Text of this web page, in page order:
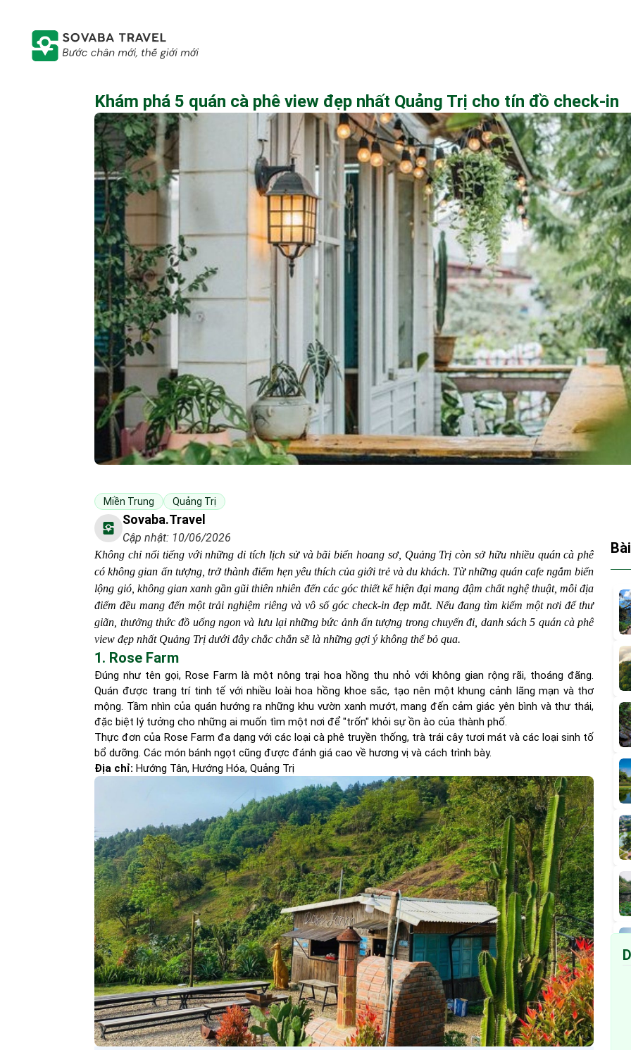
Khám phá 5 quán cà phê view đẹp nhất Quảng Trị cho tín đồ check-in
Miền Trung Quảng Trị
Sovaba.travel
Cập nhật: 10/06/2026
Không chỉ nổi tiếng với những di tích lịch sử và bãi biển hoang sơ, Quảng Trị còn sở hữu nhiều quán cà phê
có không gian ấn tượng, trở thành điểm hẹn yêu thích của giới trẻ và du khách. Từ những quán cafe ngắm biển
lộng gió, không gian xanh gần gũi thiên nhiên đến các góc thiết kế hiện đại mang đậm chất nghệ thuật, mỗi địa
điểm đều mang đến một trải nghiệm riêng và vô số góc check-in đẹp mắt. Nếu đang tìm kiếm một nơi để thư
giãn, thưởng thức đồ uống ngon và lưu lại những bức ảnh ấn tượng trong chuyến đi, danh sách 5 quán cà phê
view đẹp nhất Quảng Trị dưới đây chắc chắn sẽ là những gợi ý không thể bỏ qua.
1. Rose Farm
Đúng như tên gọi, Rose Farm là một nông trại hoa hồng thu nhỏ với không gian rộng rãi, thoáng đãng.
Quán được trang trí tinh tế với nhiều loài hoa hồng khoe sắc, tạo nên một khung cảnh lãng mạn và thơ
mộng. Tầm nhìn của quán hướng ra những khu vườn xanh mướt, mang đến cảm giác yên bình và thư thái,
đặc biệt lý tưởng cho những ai muốn tìm một nơi để "trốn" khỏi sự ồn ào của thành phố.
Thực đơn của Rose Farm đa dạng với các loại cà phê truyền thống, trà trái cây tươi mát và các loại sinh tố
bổ dưỡng. Các món bánh ngọt cũng được đánh giá cao về hương vị và cách trình bày.
Địa chỉ: Hướng Tân, Hướng Hóa, Quảng Trị